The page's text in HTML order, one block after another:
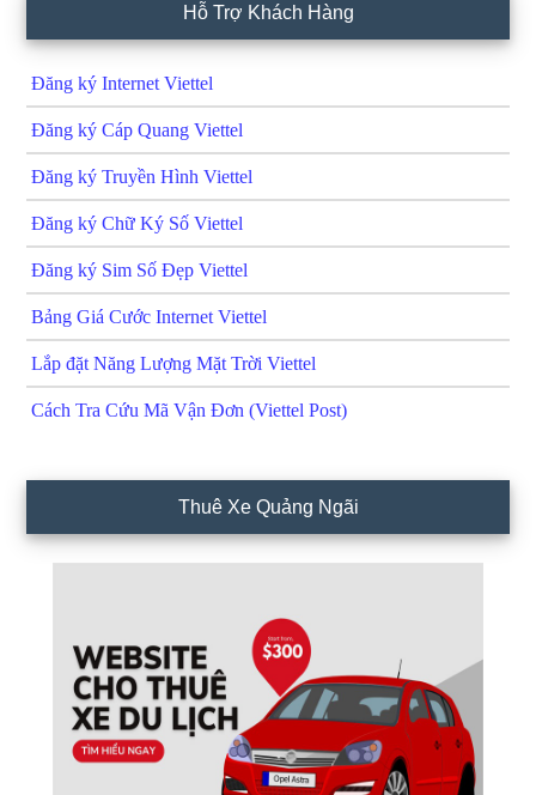
Hỗ Trợ Khách Hàng
Đăng ký Internet Viettel
Đăng ký Cáp Quang Viettel
Đăng ký Truyền Hình Viettel
Đăng ký Chữ Ký Số Viettel
Đăng ký Sim Số Đẹp Viettel
Bảng Giá Cước Internet Viettel
Lắp đặt Năng Lượng Mặt Trời Viettel
Cách Tra Cứu Mã Vận Đơn (Viettel Post)
Thuê Xe Quảng Ngãi